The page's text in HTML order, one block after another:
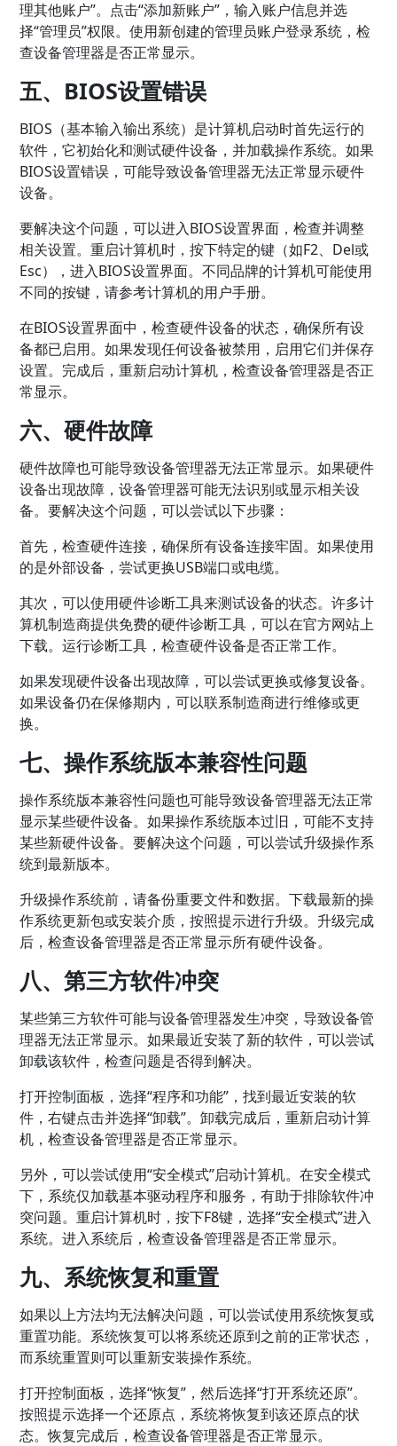
理其他账户”。点击“添加新账户”，输入账户信息并选
择“管理员”权限。使用新创建的管理员账户登录系统，检
查设备管理器是否正常显示。
五、BIOS设置错误
BIOS（基本输入输出系统）是计算机启动时首先运行的
软件，它初始化和测试硬件设备，并加载操作系统。如果
BIOS设置错误，可能导致设备管理器无法正常显示硬件
设备。
要解决这个问题，可以进入BIOS设置界面，检查并调整
相关设置。重启计算机时，按下特定的键（如F2、Del或
Esc），进入BIOS设置界面。不同品牌的计算机可能使用
不同的按键，请参考计算机的用户手册。
在BIOS设置界面中，检查硬件设备的状态，确保所有设
备都已启用。如果发现任何设备被禁用，启用它们并保存
设置。完成后，重新启动计算机，检查设备管理器是否正
常显示。
六、硬件故障
硬件故障也可能导致设备管理器无法正常显示。如果硬件
设备出现故障，设备管理器可能无法识别或显示相关设
备。要解决这个问题，可以尝试以下步骤：
首先，检查硬件连接，确保所有设备连接牢固。如果使用
的是外部设备，尝试更换USB端口或电缆。
其次，可以使用硬件诊断工具来测试设备的状态。许多计
算机制造商提供免费的硬件诊断工具，可以在官方网站上
下载。运行诊断工具，检查硬件设备是否正常工作。
如果发现硬件设备出现故障，可以尝试更换或修复设备。
如果设备仍在保修期内，可以联系制造商进行维修或更
换。
七、操作系统版本兼容性问题
操作系统版本兼容性问题也可能导致设备管理器无法正常
显示某些硬件设备。如果操作系统版本过旧，可能不支持
某些新硬件设备。要解决这个问题，可以尝试升级操作系
统到最新版本。
升级操作系统前，请备份重要文件和数据。下载最新的操
作系统更新包或安装介质，按照提示进行升级。升级完成
后，检查设备管理器是否正常显示所有硬件设备。
八、第三方软件冲突
某些第三方软件可能与设备管理器发生冲突，导致设备管
理器无法正常显示。如果最近安装了新的软件，可以尝试
卸载该软件，检查问题是否得到解决。
打开控制面板，选择“程序和功能”，找到最近安装的软
件，右键点击并选择“卸载”。卸载完成后，重新启动计算
机，检查设备管理器是否正常显示。
另外，可以尝试使用“安全模式”启动计算机。在安全模式
下，系统仅加载基本驱动程序和服务，有助于排除软件冲
突问题。重启计算机时，按下F8键，选择“安全模式”进入
系统。进入系统后，检查设备管理器是否正常显示。
九、系统恢复和重置
如果以上方法均无法解决问题，可以尝试使用系统恢复或
重置功能。系统恢复可以将系统还原到之前的正常状态，
而系统重置则可以重新安装操作系统。
打开控制面板，选择“恢复”，然后选择“打开系统还原”。
按照提示选择一个还原点，系统将恢复到该还原点的状
态。恢复完成后，检查设备管理器是否正常显示。